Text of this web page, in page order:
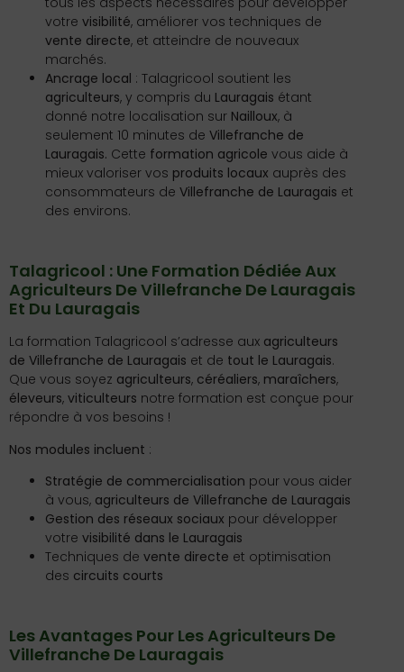
votre visibilité, améliorer vos techniques de
vente directe, et atteindre de nouveaux
marchés.
Ancrage local : Talagricool soutient les
agriculteurs, y compris du Lauragais étant
donné notre localisation sur Nailloux, à
seulement 10 minutes de Villefranche de
Lauragais. Cette formation agricole vous aide à
mieux valoriser vos produits locaux auprès des
consommateurs de Villefranche de Lauragais et
des environs.
Talagricool : Une Formation Dédiée Aux
Agriculteurs De Villefranche De Lauragais
Et Du Lauragais
La formation Talagricool s’adresse aux agriculteurs
de Villefranche de Lauragais et de tout le Lauragais.
Que vous soyez agriculteurs, céréaliers, maraîchers,
éleveurs, viticulteurs notre formation est conçue pour
répondre à vos besoins !
Nos modules incluent :
Stratégie de commercialisation pour vous aider
à vous, agriculteurs de Villefranche de Lauragais
Gestion des réseaux sociaux pour développer
votre visibilité dans le Lauragais
Techniques de vente directe et optimisation
des circuits courts
Les Avantages Pour Les Agriculteurs De
Villefranche De Lauragais